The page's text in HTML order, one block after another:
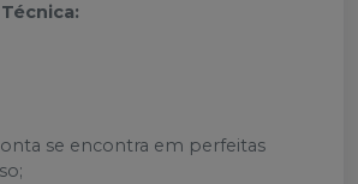
se encontra em perfeitas